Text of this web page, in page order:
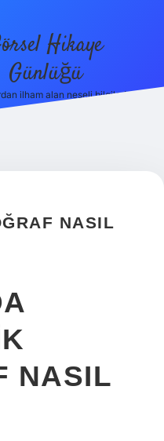
Hikaye
Günlüğü
ilham alan neşeli bilgiler!
NASIL
NASIL